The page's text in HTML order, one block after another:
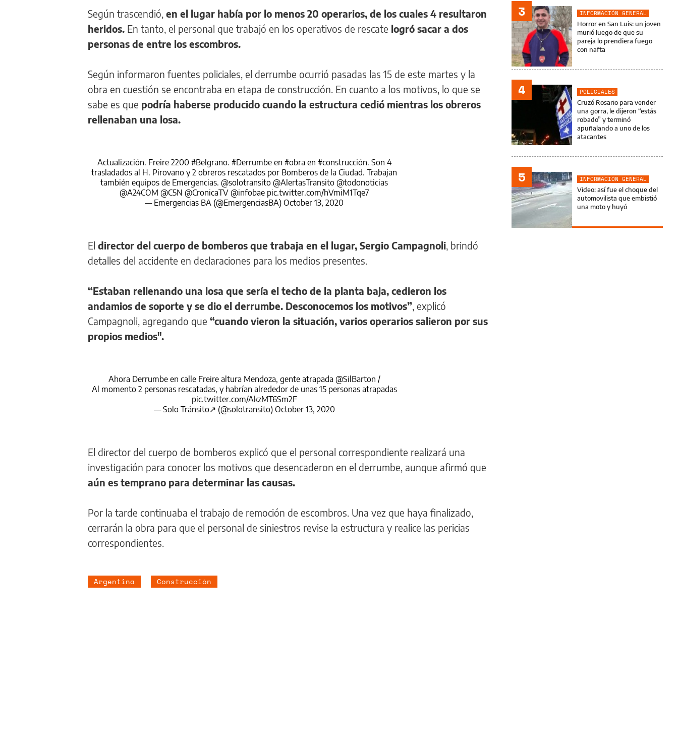
Según trascendió, en el lugar había por lo menos 20 operarios, de los cuales 4 resultaron
heridos. En tanto, el personal que trabajó en los operativos de rescate logró sacar a dos
personas de entre los escombros.
Según informaron fuentes policiales, el derrumbe ocurrió pasadas las 15 de este martes y la
obra en cuestión se encontraba en etapa de construcción. En cuanto a los motivos, lo que se
sabe es que podría haberse producido cuando la estructura cedió mientras los obreros
rellenaban una losa.
Actualización. Freire 2200 #Belgrano. #Derrumbeen #obraen #construcción. Son 4
trasladados al H. Pirovano y 2 obreros rescatados por Bomberos de la Ciudad. Trabajan
también equipos de Emergencias. @solotransito @AlertasTransito @todonoticias
@A24COM @C5N @CronicaTV @infobae pic.twitter.com/hVmiM1Tqe7
— Emergencias BA (@EmergenciasBA) October 13, 2020
El director del cuerpo de bomberos que trabaja en el lugar, Sergio Campagnoli , brindó
detalles del accidente en declaraciones para los medios presentes.
“Estaban rellenando una losa que sería el techo de la planta baja, cedieron los
andamios de soporte y se dio el derrumbe. Desconocemos los motivos” , explicó
Campagnoli, agregando que “cuando vieron la situación, varios operarios salieron por sus
propios medios".
Ahora Derrumbe en calle Freire altura Mendoza, gente atrapada @SilBarton /
Al momento 2 personas rescatadas, y habrían alrededor de unas 15 personas atrapadas
pic.twitter.com/AkzMT6Sm2F
— Solo Tránsito↗ (@solotransito) October 13, 2020
El director del cuerpo de bomberos explicó que el personal correspondiente realizará una
investigación para conocer los motivos que desencaderon en el derrumbe, aunque afirmó que
aún es temprano para determinar las causas.
Por la tarde continuaba el trabajo de remoción de escombros. Una vez que haya finalizado,
cerrarán la obra para que el personal de siniestros revise la estructura y realice las pericias
correspondientes.
Argentina Construcción
3
INFORMACIÓN GENERAL
Horror en San Luis: un joven
murió luego de que su
pareja lo prendiera fuego
con nafta
4
POLICIALES
Cruzó Rosario para vender
una gorra, le dijeron “estás
robado” y terminó
apuñalando a uno de los
atacantes
5
INFORMACIÓN GENERAL
Video: así fue el choque del
automovilista que embistió
una moto y huyó